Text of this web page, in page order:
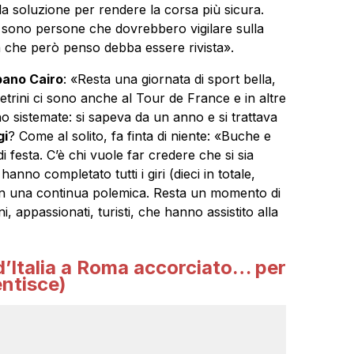
soluzione per rendere la corsa più sicura.
persone che dovrebbero vigilare sulla
però penso debba essere rivista».
Cairo: «Resta una giornata di sport bella,
ci sono anche al Tour de France e in altre
sistemate: si sapeva da un anno e si trattava
? Come al solito, fa finta di niente: «Buche e
C’è chi vuole far credere che si sia
completato tutti i giri (dieci in totale,
continua polemica. Resta un momento di
appassionati, turisti, che hanno assistito alla
a Roma accorciato… per